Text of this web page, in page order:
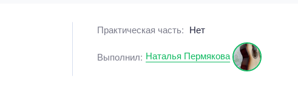
Практическая часть: Нет
Выполнил: Наталья Пермякова